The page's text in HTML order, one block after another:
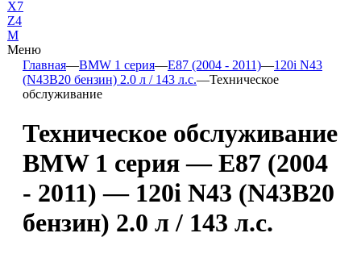
X7
Z4
М
Меню
Главная—BMW 1 серия—E87 (2004 - 2011)—120i N43
(N43B20 бензин) 2.0 л / 143 л.с.—Техническое
обслуживание
Техническое обслуживание
BMW 1 серия — E87 (2004
- 2011) — 120i N43 (N43B20
бензин) 2.0 л / 143 л.с.